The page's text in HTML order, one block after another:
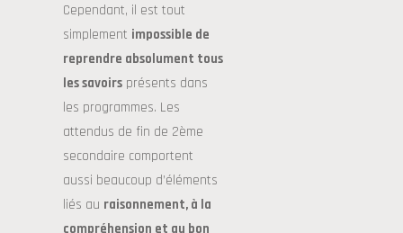
Cependant, il est tout
simplement impossible de
reprendre absolument tous
les savoirs présents dans
les programmes. Les
attendus de fin de 2ème
secondaire comportent
aussi beaucoup d’éléments
liés au raisonnement, à la
compréhension et au bon